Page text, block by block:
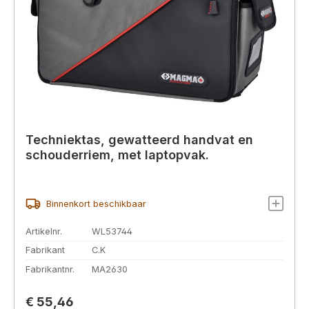
Techniektas, gewatteerd handvat en
schouderriem, met laptopvak.
Binnenkort beschikbaar
Artikelnr.
WL53744
Fabrikant
C.K
Fabrikantnr.
MA2630
Normale prijs:
€ 55,46